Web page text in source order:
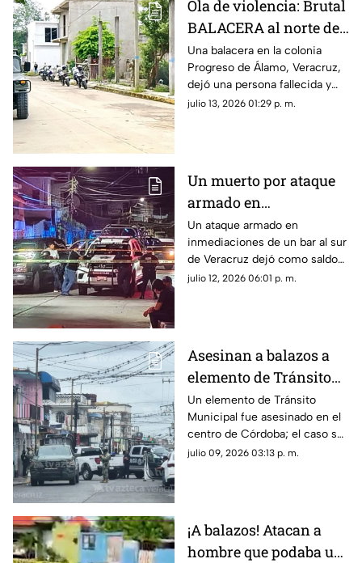
Ola de violencia: Brutal
BALACERA al norte de
Veracruz deja un
muerto y un herido
Una balacera en la colonia
Progreso de Álamo, Veracruz,
dejó una persona fallecida y
otra lesionada. Esto se sabe.
julio 13, 2026 01:29 p. m.
Un muerto por ataque
armado en
inmediaciones de bar
al sur de Veracruz;
sigue la violencia en el
gobierno de Rocío
Un ataque armado en
inmediaciones de un bar al sur
de Veracruz dejó como saldo
un hombre muerto; este
julio 12, 2026 06:01 p. m.
Asesinan a balazos a
elemento de Tránsito
Municipal en Córdoba;
así ocurrió
Un elemento de Tránsito
Municipal fue asesinado en el
centro de Córdoba; el caso se
suma a la lista de hechos
julio 09, 2026 03:13 p. m.
¡A balazos! Atacan a
hombre que podaba un